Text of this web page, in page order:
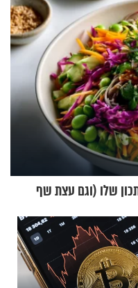
שלו (וגם עצת שף